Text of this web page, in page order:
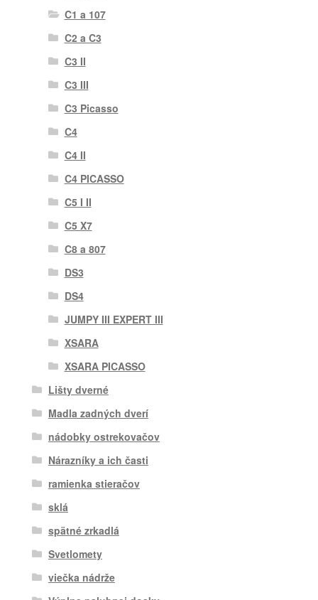
C1 a 107
C2 a C3
C3 II
C3 III
C3 Picasso
C4
C4 II
C4 PICASSO
C5 I II
C5 X7
C8 a 807
DS3
DS4
JUMPY III EXPERT III
XSARA
XSARA PICASSO
Lišty dverné
Madla zadných dverí
nádobky ostrekovačov
Nárazníky a ich časti
ramienka stieračov
sklá
spätné zrkadlá
Svetlomety
viečka nádrže